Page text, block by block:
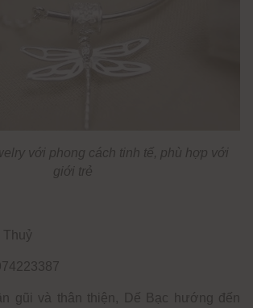
với phong cách tinh tế, phù hợp với
giới trẻ
Thuỷ
gũi và thân thiện, Dế Bạc hướng đến